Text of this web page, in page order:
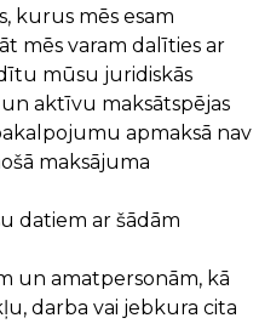
kurus mēs esam
mēs varam dalīties ar
mūsu juridiskās
aktīvu maksātspējas
apmaksā nav
maksājuma
datiem ar šādām
un amatpersonām, kā
darba vai jebkura cita